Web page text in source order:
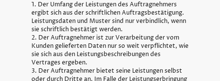
1. Der Umfang der Leistungen des Auftragnehmers
ergibt sich aus der schriftlichen Auftragsbestätigung.
Leistungsdaten und Muster sind nur verbindlich, wenn
sie schriftlich bestätigt werden.
2. Der Auftragnehmer ist zur Verarbeitung der vom
Kunden gelieferten Daten nur so weit verpflichtet, wie
sie sich aus den Leistungsbeschreibungen des
Vertrages ergeben.
3. Der Auftragnehmer bietet seine Leistungen selbst